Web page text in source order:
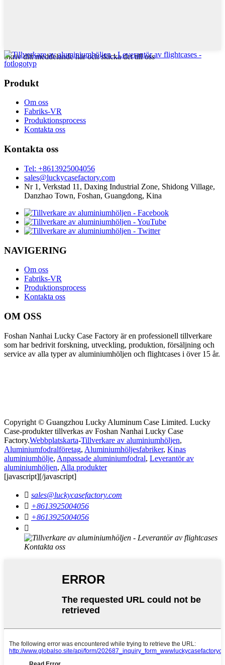
Skriv ditt meddelande här och skicka det till oss
Produkt
Om oss
Fabriks-VR
Produktionsprocess
Kontakta oss
Kontakta oss
Tel: +8613925004056
sales@luckycasefactory.com
Nr 1, Verkstad 11, Daxing Industrial Zone, Shidong Village,
Danzhao Town, Foshan, Guangdong, Kina
NAVIGERING
Om oss
Fabriks-VR
Produktionsprocess
Kontakta oss
OM OSS
Foshan Nanhai Lucky Case Factory är en professionell tillverkare
som har bedrivit forskning, utveckling, produktion, försäljning och
service av alla typer av aluminiumhöljen och flightcases i över 15 år.
Copyright © Guangzhou Lucky Aluminum Case Limited. Lucky
Case-produkter tillverkas av Foshan Nanhai Lucky Case
Factory.Webbplatskarta-Tillverkare av aluminiumhöljen,
Aluminiumfodralföretag, Aluminiumhöljesfabriker, Kinas
aluminiumhölje, Anpassade aluminiumfodral, Leverantör av
aluminiumhöljen, Alla produkter
[javascript][/javascript]
 sales@luckycasefactory.com
 +8613925004056
 +8613925004056
